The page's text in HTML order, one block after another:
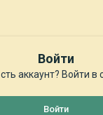
Войти
аккаунт? Войти в
Войти